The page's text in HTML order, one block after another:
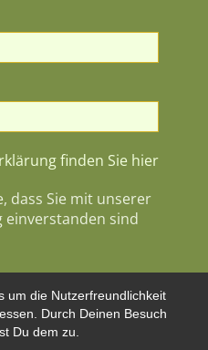
um die Nutzerfreundlichkeit
Durch Deinen Besuch
Du dem zu.
finden Sie hier
dass Sie mit unserer
sind